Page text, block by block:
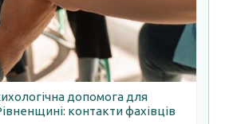
допомога для
контакти фахівців